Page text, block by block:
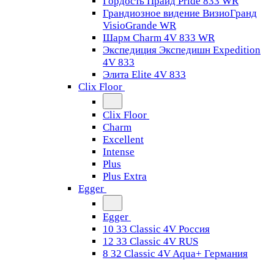
Грандиозное видение ВизиоГранд
VisioGrande WR
Шарм Charm 4V 833 WR
Экспедиция Экспедишн Expedition
4V 833
Элита Elite 4V 833
Clix Floor
Clix Floor
Charm
Excellent
Intense
Plus
Plus Extra
Egger
Egger
10 33 Classic 4V Россия
12 33 Classic 4V RUS
8 32 Classic 4V Aqua+ Германия